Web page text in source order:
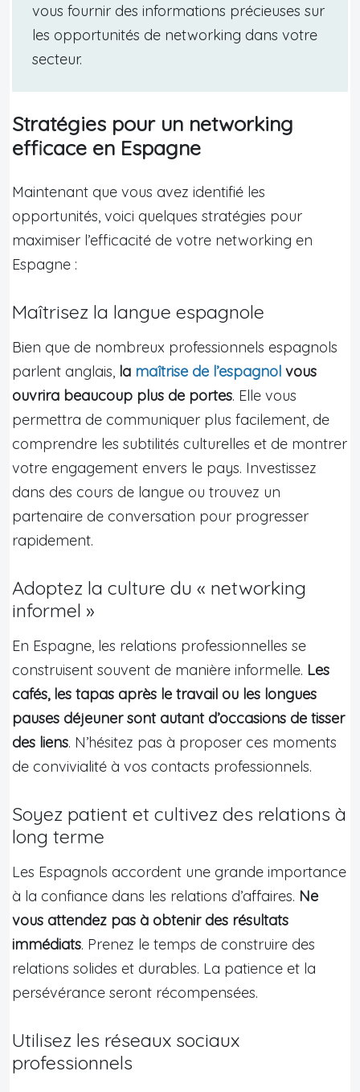
vous fournir des informations précieuses sur
les opportunités de networking dans votre
secteur.
Stratégies pour un networking
efficace en Espagne
Maintenant que vous avez identifié les
opportunités, voici quelques stratégies pour
maximiser l’efficacité de votre networking en
Espagne :
Maîtrisez la langue espagnole
Bien que de nombreux professionnels espagnols
parlent anglais, la maîtrise de l’espagnol vous
ouvrira beaucoup plus de portes. Elle vous
permettra de communiquer plus facilement, de
comprendre les subtilités culturelles et de montrer
votre engagement envers le pays. Investissez
dans des cours de langue ou trouvez un
partenaire de conversation pour progresser
rapidement.
Adoptez la culture du « networking
informel »
En Espagne, les relations professionnelles se
construisent souvent de manière informelle. Les
cafés, les tapas après le travail ou les longues
pauses déjeuner sont autant d’occasions de tisser
des liens. N’hésitez pas à proposer ces moments
de convivialité à vos contacts professionnels.
Soyez patient et cultivez des relations à
long terme
Les Espagnols accordent une grande importance
à la confiance dans les relations d’affaires. Ne
vous attendez pas à obtenir des résultats
immédiats. Prenez le temps de construire des
relations solides et durables. La patience et la
persévérance seront récompensées.
Utilisez les réseaux sociaux
professionnels